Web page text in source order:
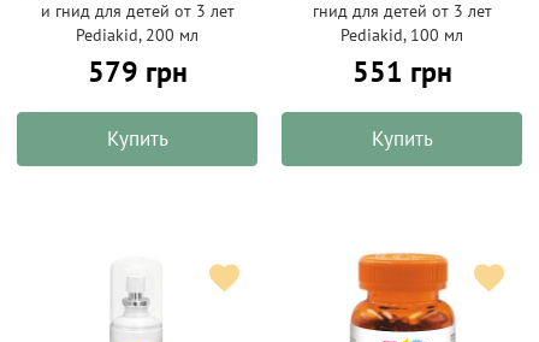
и гнид для детей от 3 лет
Pediakid, 200 мл
579 грн
Купить
гнид для детей от 3 лет
Pediakid, 100 мл
551 грн
Купить